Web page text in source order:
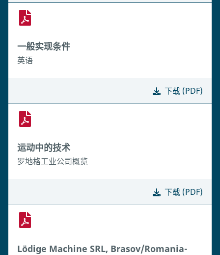
一般实现条件
英语
下载 (PDF)
运动中的技术
罗地格工业公司概览
下载 (PDF)
Lödige Machine SRL, Brasov/Romania-